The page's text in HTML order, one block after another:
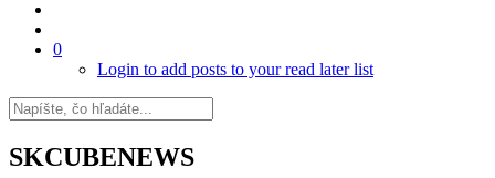
0
Login to add posts to your read later list
SKCUBENEWS